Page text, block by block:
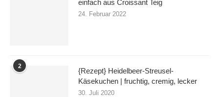
einfach aus Croissant Teig
24. Februar 2022
2
{Rezept} Heidelbeer-Streusel-
Käsekuchen | fruchtig, cremig, lecker
30. Juli 2020